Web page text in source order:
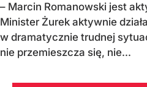
– Marcin Romanowski jest
Minister Żurek aktywnie
w dramatycznie trudnej
nie przemieszcza się, nie...